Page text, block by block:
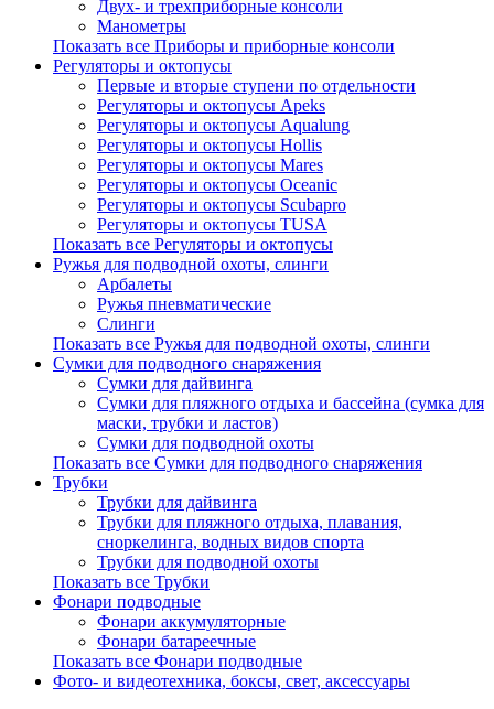
Двух- и трехприборные консоли
Манометры
Показать все Приборы и приборные консоли
Регуляторы и октопусы
Первые и вторые ступени по отдельности
Регуляторы и октопусы Apeks
Регуляторы и октопусы Aqualung
Регуляторы и октопусы Hollis
Регуляторы и октопусы Mares
Регуляторы и октопусы Oceanic
Регуляторы и октопусы Scubapro
Регуляторы и октопусы TUSA
Показать все Регуляторы и октопусы
Ружья для подводной охоты, слинги
Арбалеты
Ружья пневматические
Слинги
Показать все Ружья для подводной охоты, слинги
Сумки для подводного снаряжения
Сумки для дайвинга
Сумки для пляжного отдыха и бассейна (сумка для
маски, трубки и ластов)
Сумки для подводной охоты
Показать все Сумки для подводного снаряжения
Трубки
Трубки для дайвинга
Трубки для пляжного отдыха, плавания,
сноркелинга, водных видов спорта
Трубки для подводной охоты
Показать все Трубки
Фонари подводные
Фонари аккумуляторные
Фонари батареечные
Показать все Фонари подводные
Фото- и видеотехника, боксы, свет, аксессуары